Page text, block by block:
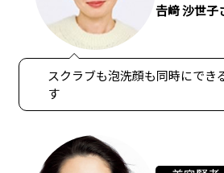
𠮷﨑 沙世子
スクラブも泡洗顔も同時にでき
す